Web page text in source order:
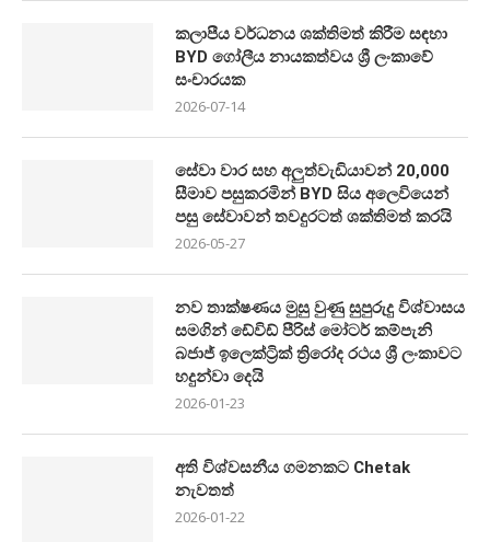
කලාපීය වර්ධනය ශක්තිමත් කිරීම සඳහා
BYD ගෝලීය නායකත්වය ශ්‍රී ලංකාවේ
සංචාරයක
2026-07-14
සේවා වාර සහ අලුත්වැඩියාවන් 20,000
සීමාව පසුකරමින් BYD සිය අලෙවියෙන්
පසු සේවාවන් තවදුරටත් ශක්තිමත් කරයි
2026-05-27
නව තාක්ෂණය මුසු වුණු සුපුරුදු විශ්වාසය
සමගින් ඩේවිඩ් පීරිස් මෝටර් කම්පැනි
බජාජ් ඉලෙක්ට්‍රික් ත්‍රිරෝද රථය ශ්‍රී ලංකාවට
හදුන්වා දෙයි
2026-01-23
අති විශ්වසනීය ගමනකට Chetak
නැවතත්
2026-01-22